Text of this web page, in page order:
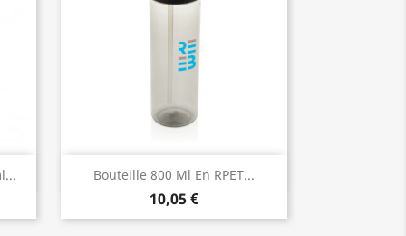
Bouteille 800 Ml En RPET...
10,05 €
Aperçu rapide